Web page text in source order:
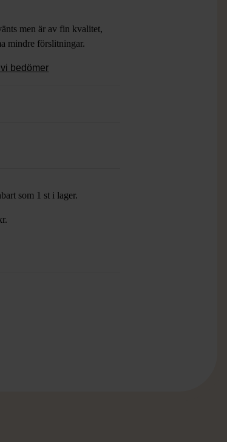
men är av fin kvalitet,
mindre förslitningar.
vi bedömer
som 1 st i lager.